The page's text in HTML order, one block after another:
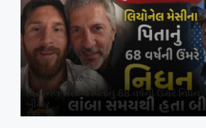
August 8, 2026
લિયોનેલ મેસીના પિતાનું 68 વર્ષની ઉંમરે
બીમાર